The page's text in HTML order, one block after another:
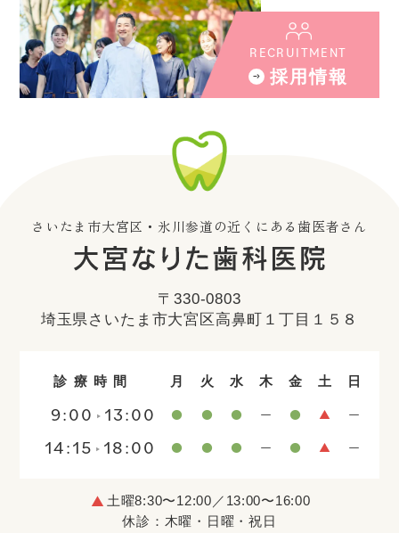
RECRUITMENT
採用情報
さいたま市大宮区・氷川参道の近くにある歯医者さん
〒330-0803
埼玉県さいたま市大宮区高鼻町１丁目１５８
診療時間 月 火 水 木 金 土 日
9:00
13:00
14:15 18:00
土曜8:30〜12:00／13:00〜16:00
休診：木曜・日曜・祝日